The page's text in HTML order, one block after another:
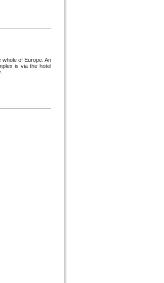
whole of Europe. An
is via the hotel